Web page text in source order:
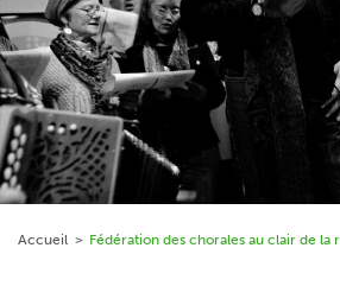
Accueil Fédération des chorales au clair de la